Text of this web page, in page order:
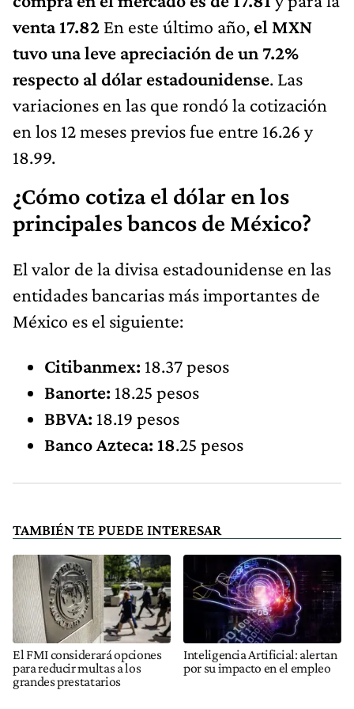
venta 17.82 En este último año, el MXN
tuvo una leve apreciación de un 7.2%
respecto al dólar estadounidense. Las
variaciones en las que rondó la cotización
en los 12 meses previos fue entre 16.26 y
18.99.
¿Cómo cotiza el dólar en los
principales bancos de México?
El valor de la divisa estadounidense en las
entidades bancarias más importantes de
México es el siguiente:
Citibanmex: 18.37 pesos
Banorte: 18.25 pesos
BBVA: 18.19 pesos
Banco Azteca: 18.25 pesos
TAMBIÉN TE PUEDE INTERESAR
El FMI considerará opciones
para reducir multas a los
grandes prestatarios
Inteligencia Artificial: alertan
por su impacto en el empleo